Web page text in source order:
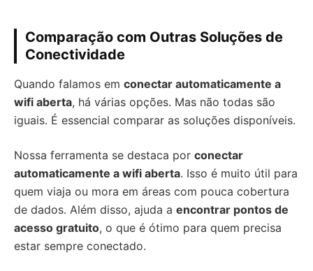
Comparação com Outras Soluções de
Conectividade
Quando falamos em conectar automaticamente a
wifi aberta, há várias opções. Mas não todas são
iguais. É essencial comparar as soluções disponíveis.
Nossa ferramenta se destaca por conectar
automaticamente a wifi aberta. Isso é muito útil para
quem viaja ou mora em áreas com pouca cobertura
de dados. Além disso, ajuda a encontrar pontos de
acesso gratuito, o que é ótimo para quem precisa
estar sempre conectado.